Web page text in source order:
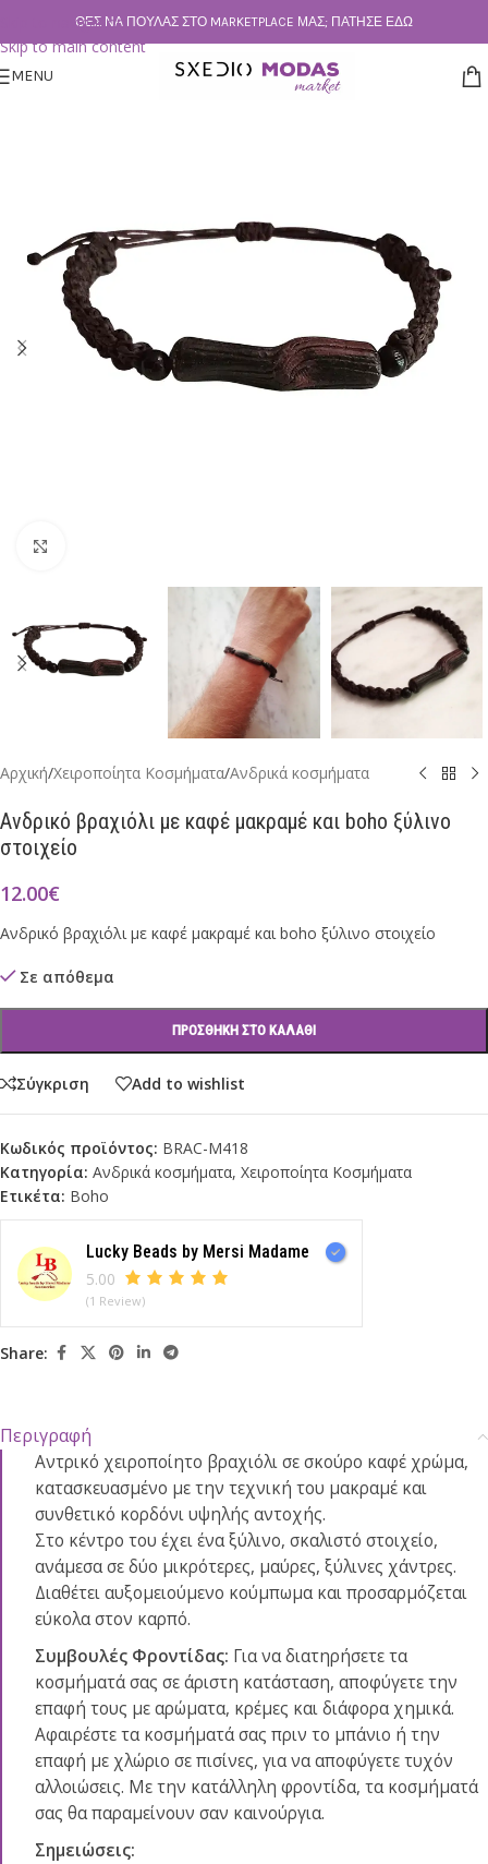
Skip to navigation
Skip to main content
ΘΕΣ ΝΑ ΠΟΥΛΆΣ ΣΤΟ MARKETPLACE ΜΑΣ; ΠΆΤΗΣΕ ΕΔΏ
MENU
Αρχική/Χειροποίητα Κοσμήματα/Ανδρικά κοσμήματα
Ανδρικό βραχιόλι με καφέ μακραμέ και boho ξύλινο
στοιχείο
12.00€
Ανδρικό βραχιόλι με καφέ μακραμέ και boho ξύλινο στοιχείο
Σε απόθεμα
ΠΡΟΣΘΉΚΗ ΣΤΟ ΚΑΛΆΘΙ
Σύγκριση Add to wishlist
Κωδικός προϊόντος: BRAC-M418
Κατηγορία: Ανδρικά κοσμήματα, Χειροποίητα Κοσμήματα
Ετικέτα: Βoho
Lucky Beads by Mersi Madame
5.00
(1 Review)
Share:
Περιγραφή
Αντρικό χειροποίητο βραχιόλι σε σκούρο καφέ χρώμα,
κατασκευασμένο με την τεχνική του μακραμέ και
συνθετικό κορδόνι υψηλής αντοχής.
Στο κέντρο του έχει ένα ξύλινο, σκαλιστό στοιχείο,
ανάμεσα σε δύο μικρότερες, μαύρες, ξύλινες χάντρες.
Διαθέτει αυξομειούμενο κούμπωμα και προσαρμόζεται
εύκολα στον καρπό.
Συμβουλές Φροντίδας: Για να διατηρήσετε τα
κοσμήματά σας σε άριστη κατάσταση, αποφύγετε την
επαφή τους με αρώματα, κρέμες και διάφορα χημικά.
Αφαιρέστε τα κοσμήματά σας πριν το μπάνιο ή την
επαφή με χλώριο σε πισίνες, για να αποφύγετε τυχόν
αλλοιώσεις. Με την κατάλληλη φροντίδα, τα κοσμήματά
σας θα παραμείνουν σαν καινούργια.
Σημειώσεις: